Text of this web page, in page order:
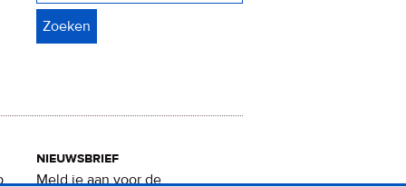
nieuwsbrief
Meld je aan voor de